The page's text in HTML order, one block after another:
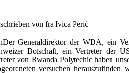
von fra Ivica Perić
Der Generaldirektor der WDA, ein
Botschaft, ein Vertreter der
von Rwanda Polytechic haben
versuchen herauszufinden